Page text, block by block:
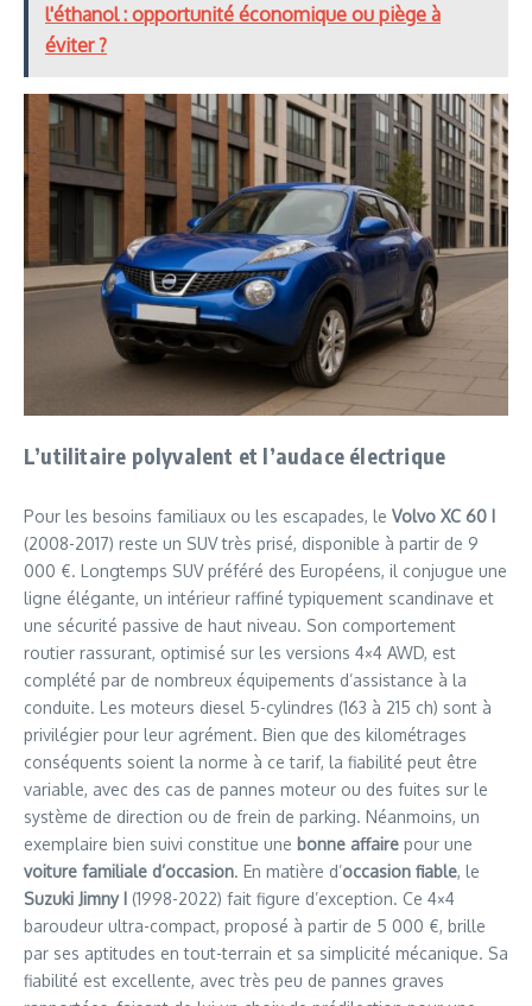
l'éthanol : opportunité économique ou piège à
éviter ?
L’utilitaire polyvalent et l’audace électrique
Pour les besoins familiaux ou les escapades, le Volvo XC 60 I
(2008-2017) reste un SUV très prisé, disponible à partir de 9
000 €. Longtemps SUV préféré des Européens, il conjugue une
ligne élégante, un intérieur raffiné typiquement scandinave et
une sécurité passive de haut niveau. Son comportement
routier rassurant, optimisé sur les versions 4×4 AWD, est
complété par de nombreux équipements d’assistance à la
conduite. Les moteurs diesel 5-cylindres (163 à 215 ch) sont à
privilégier pour leur agrément. Bien que des kilométrages
conséquents soient la norme à ce tarif, la fiabilité peut être
variable, avec des cas de pannes moteur ou des fuites sur le
système de direction ou de frein de parking. Néanmoins, un
exemplaire bien suivi constitue une bonne affaire pour une
voiture familiale d’occasion. En matière d’occasion fiable, le
Suzuki Jimny I (1998-2022) fait figure d’exception. Ce 4×4
baroudeur ultra-compact, proposé à partir de 5 000 €, brille
par ses aptitudes en tout-terrain et sa simplicité mécanique. Sa
fiabilité est excellente, avec très peu de pannes graves